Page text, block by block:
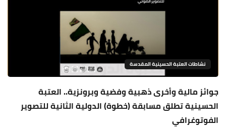
نشاطات العتبة الحسينية المقدسة
جوائز مالية وأخرى ذهبية وفضية وبرونزية.. العتبة
الحسينية تطلق مسابقة (خطوة) الدولية الثانية للتصوير
الفوتوغرافي